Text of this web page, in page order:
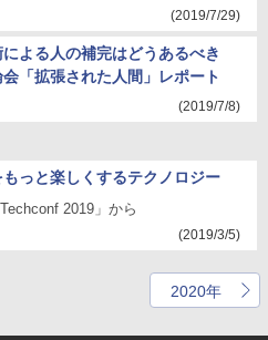
(2019/7/29)
よる人の補完はどうあるべき
「拡張された人間」レポート
(2019/7/8)
もっと楽しくするテクノロジー
2019」から
(2019/3/5)
2020年